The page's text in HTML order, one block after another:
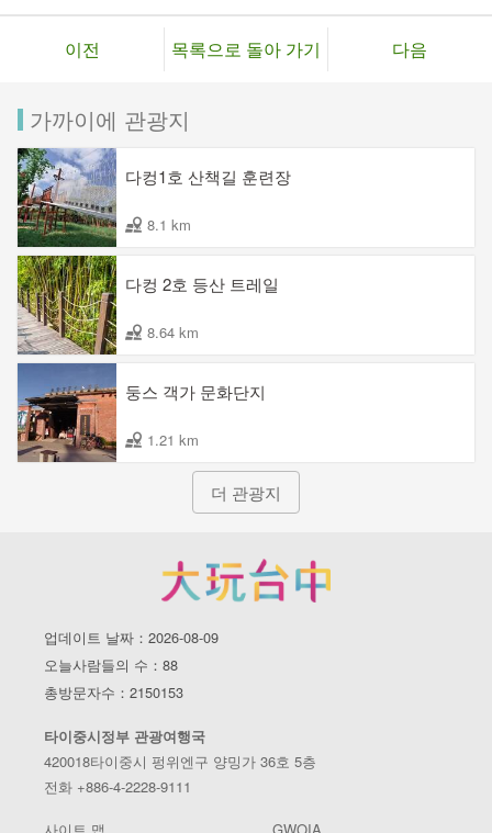
이전 목록으로 돌아 가기 다음
가까이에 관광지
다컹1호 산책길 훈련장
8.1 km
다컹 2호 등산 트레일
8.64 km
둥스 객가 문화단지
1.21 km
더 관광지
업데이트 날짜：2026-08-09
오늘사람들의 수：88
총방문자수：2150153
타이중시정부 관광여행국
420018타이중시 펑위엔구 양밍가 36호 5층
전화 +886-4-2228-9111